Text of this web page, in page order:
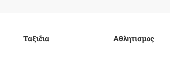
Ταξιδια Αθλητισμος